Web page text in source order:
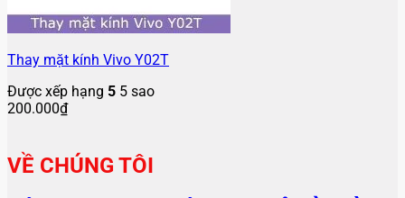
Thay mặt kính Vivo Y02T
Được xếp hạng 5 5 sao
200.000₫
VỀ CHÚNG TÔI